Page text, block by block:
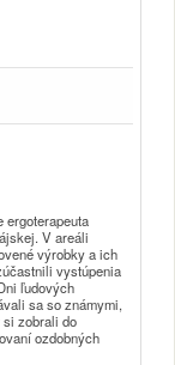
ergoterapeuta
V areáli
výrobky a ich
vystúpenia
ľudových
sa so známymi,
zobrali do
ozdobných